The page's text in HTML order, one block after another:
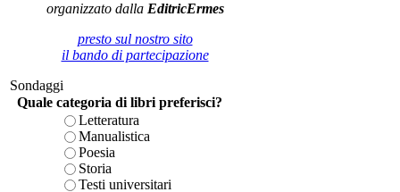
organizzato dalla EditricErmes
presto sul nostro sito
il bando di partecipazione
Sondaggi
Quale categoria di libri preferisci?
Letteratura
Manualistica
Poesia
Storia
Testi universitari